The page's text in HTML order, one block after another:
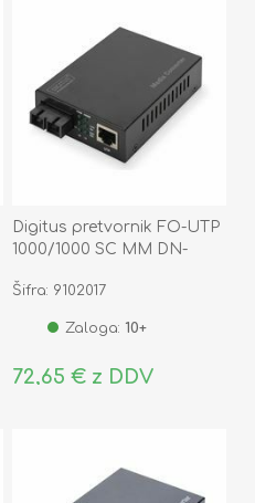
Digitus pretvornik FO-UTP
1000/1000 SC MM DN-
Šifra: 9102017
Zaloga: 10+
72,65 € z DDV